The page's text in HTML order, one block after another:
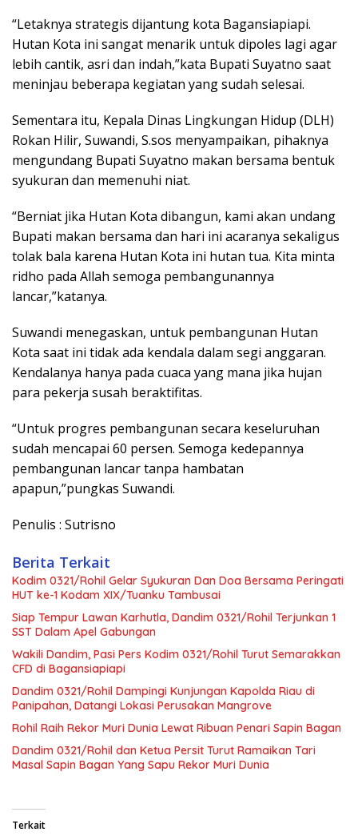
“Letaknya strategis dijantung kota Bagansiapiapi.
Hutan Kota ini sangat menarik untuk dipoles lagi agar
lebih cantik, asri dan indah,”kata Bupati Suyatno saat
meninjau beberapa kegiatan yang sudah selesai.
Sementara itu, Kepala Dinas Lingkungan Hidup (DLH)
Rokan Hilir, Suwandi, S.sos menyampaikan, pihaknya
mengundang Bupati Suyatno makan bersama bentuk
syukuran dan memenuhi niat.
“Berniat jika Hutan Kota dibangun, kami akan undang
Bupati makan bersama dan hari ini acaranya sekaligus
tolak bala karena Hutan Kota ini hutan tua. Kita minta
ridho pada Allah semoga pembangunannya
lancar,”katanya.
Suwandi menegaskan, untuk pembangunan Hutan
Kota saat ini tidak ada kendala dalam segi anggaran.
Kendalanya hanya pada cuaca yang mana jika hujan
para pekerja susah beraktifitas.
“Untuk progres pembangunan secara keseluruhan
sudah mencapai 60 persen. Semoga kedepannya
pembangunan lancar tanpa hambatan
apapun,”pungkas Suwandi.
Penulis : Sutrisno
Berita Terkait
Kodim 0321/Rohil Gelar Syukuran Dan Doa Bersama Peringati
HUT ke-1 Kodam XIX/Tuanku Tambusai
Siap Tempur Lawan Karhutla, Dandim 0321/Rohil Terjunkan 1
SST Dalam Apel Gabungan
Wakili Dandim, Pasi Pers Kodim 0321/Rohil Turut Semarakkan
CFD di Bagansiapiapi
Dandim 0321/Rohil Dampingi Kunjungan Kapolda Riau di
Panipahan, Datangi Lokasi Perusakan Mangrove
Rohil Raih Rekor Muri Dunia Lewat Ribuan Penari Sapin Bagan
Dandim 0321/Rohil dan Ketua Persit Turut Ramaikan Tari
Masal Sapin Bagan Yang Sapu Rekor Muri Dunia
Terkait